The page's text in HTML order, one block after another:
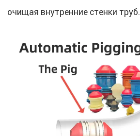
очищая внутренние стенки труб.